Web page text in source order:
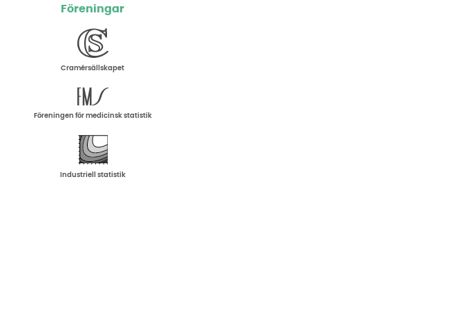
Föreningar
Cramérsällskapet
Föreningen för medicinsk statistik
Industriell statistik